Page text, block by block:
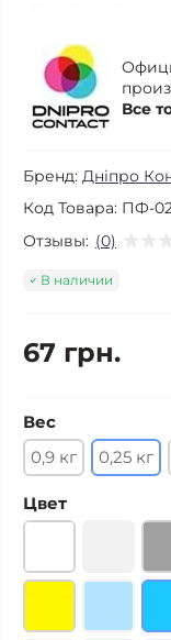
Все
Бренд: Дніпро
Код Товара: ПФ-
Отзывы: (0)
В наличии
67 грн.
Вес
0,9 кг
0,25 кг
Цвет